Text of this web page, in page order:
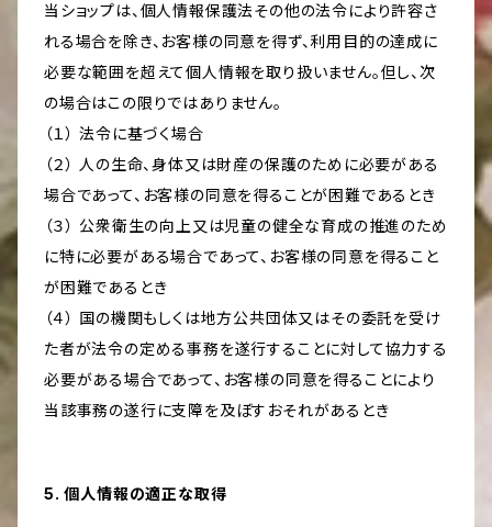
当ショップは、個人情報保護法その他の法令により許容さ
れる場合を除き、お客様の同意を得ず、利用目的の達成に
必要な範囲を超えて個人情報を取り扱いません。但し、次
の場合はこの限りではありません。
（１） 法令に基づく場合
（２） 人の生命、身体又は財産の保護のために必要がある
場合であって、お客様の同意を得ることが困難であるとき
（３） 公衆衛生の向上又は児童の健全な育成の推進のため
に特に必要がある場合であって、お客様の同意を得ること
が困難であるとき
（４） 国の機関もしくは地方公共団体又はその委託を受け
た者が法令の定める事務を遂行することに対して協力する
必要がある場合であって、お客様の同意を得ることにより
当該事務の遂行に支障を及ぼすおそれがあるとき
5. 個人情報の適正な取得